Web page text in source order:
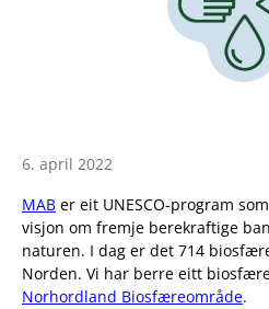
6. april 2022
MAB er eit UNESCO-program
visjon om fremje berekraftige
naturen. I dag er det 714
Norden. Vi har berre eitt
Norhordland Biosfæreområde.